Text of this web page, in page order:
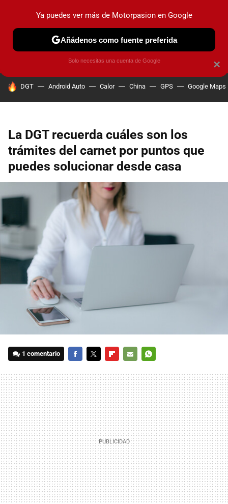
PRUEBAS COCHES ELÉCTRICOS OBSERVATORIO
HOY SE HABLA DE
DGT Android Auto Calor China GPS Google Maps
La DGT recuerda cuáles son los
trámites del carnet por puntos que
puedes solucionar desde casa
1 comentario
MAIL
×
Ya puedes ver más de Motorpasion en Google
Añádenos como fuente preferida
Solo necesitas una cuenta de Google